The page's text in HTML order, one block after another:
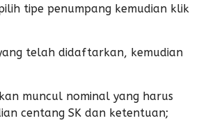
tipe penumpang kemudian klik
telah didaftarkan, kemudian
muncul nominal yang harus
centang SK dan ketentuan;